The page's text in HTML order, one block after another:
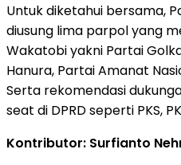
Untuk diketahui bersama,
diusung lima parpol yang
Wakatobi yakni Partai
Hanura, Partai Amanat
Serta rekomendasi
seat di DPRD seperti PKS,
Kontributor: Surfianto